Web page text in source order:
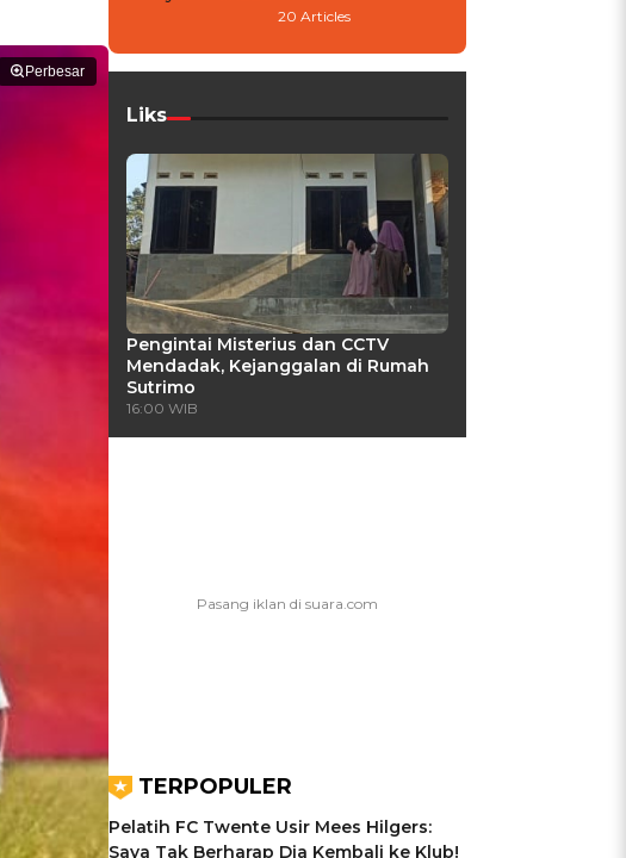
Perbesar
20 Articles
Liks
Pengintai Misterius dan CCTV
Mendadak, Kejanggalan di Rumah
Sutrimo
16:00 WIB
TERPOPULER
Pelatih FC Twente Usir Mees Hilgers:
Saya Tak Berharap Dia Kembali ke Klub!